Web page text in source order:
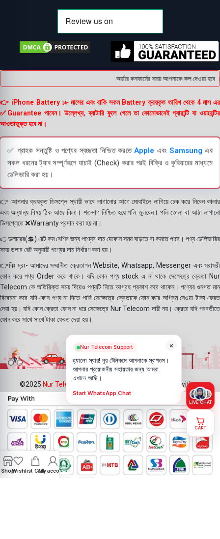
অর্ডার কনফার্মের সময় আপনাকে কল দেওয়া
👉 iPhone Battery ১৮ মাসের এবং বাকি সকল Battery ক্রয়কৃত তারিখ থেকে 4 মাস এর
✅Guarantee পাবেন। উল্লেখ্য, ব্যাটারি ফুলে গেলে তা কোনোভাবেই গ্যারান্টি বা ওয়ারেন্টির
আওতাভুক্ত হবে না।
✅ গ্রাহক সন্তুষ্টি ও পণ্যের স্বচ্ছতা নিশ্চিত করতেApple এবংSamsung এর
সকল ধরনের ট্যাব সম্পূর্ণরূপে যাচাই (Check) করার পরই বিক্রি ও কুরিয়ারের মাধ্যমে
ডেলিভারি করা হয়।
👉 আপনার ক্রয়কৃত ডিসপ্লে স্থায়ী ভাবে লাগানোর আগে মোবাইলে লাগিয়ে চেক করে নিবেন কালার
এবং অন্যান্য বিষয় ঠিক আছে কিনা। শতভাগ নিশ্চিত হয়ে পলি তুলবেন। পলি তোলা বা আঠা লাগানো
ডিসপ্লেতে ❌Warranty প্রদান করা হয় না।
👉ডলারের(💲) রেট কম বেশির জন্য পণ্যের দাম যেকোন সময় বাড়তে বা কমতে পারে। পণ্য ডেলিভারির
সময় ডলার রেট অনুযায়ী পণ্যের দাম নির্ধারণ করা হয়।
👉বিঃ দ্রঃ- আমাদের সম্মানীত ক্রেতাগন Website, Whatsapp, Messenger এবং সরাসরী
ফোন করে পণ্য Order করে থাকে। যদি কোন পণ্য stock এ না থাকে সেক্ষেত্রে ক্রেতা Nur
Telecom কে অতিরিক্ত সময় দিয়েও পণ্যটি নিতে আগ্রহ প্রকাশ করে থাকেন। পণ্যের গুনগত মান
বিবেচনা করে যদি কোন পণ্য না দিতে পারি সেক্ষেত্রে ক্রেতাকে ফোন করে অগ্রিম নেওয়া টাকা ফেরত
দেয়া হয়। যদি কোন ক্রেতা ফোন না ধরে সেক্ষেত্রে Nur Telecom দায়ী নয়। ক্রেতা যদি পরবর্তীতে
ফোন করে সাথে সাথে টাকা ফেরত দেয়া হয়।
©2025 Nur Telecom - All Rights Reserved || Created with ❤
ShopWishlist CartMy account
×
Nur Telecom Support
হ্যালো স্যার! নূর টেলিকমে আপনাকে স্বাগতম।
আপনার প্রয়োজনীয় সহায়তার জন্য আমরা
এখানে আছি।
Start WhatsApp Chat
LIVE CHAT
CART